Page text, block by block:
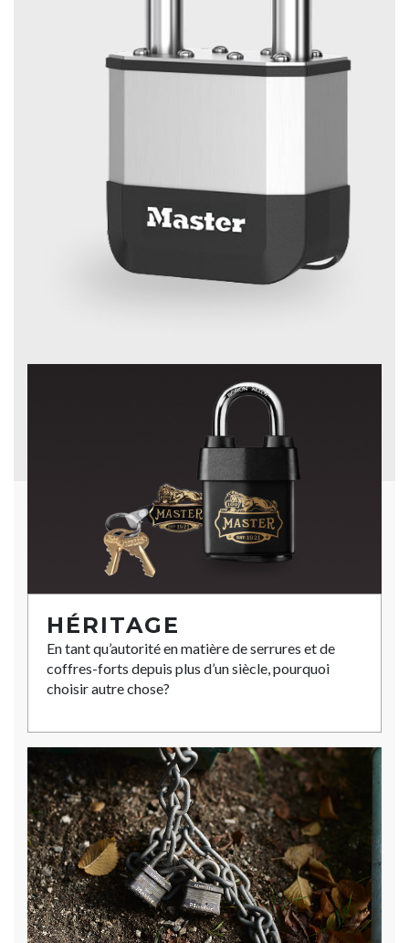
HÉRITAGE
En tant qu’autorité en matière de serrures et de
coffres-forts depuis plus d’un siècle, pourquoi
choisir autre chose?